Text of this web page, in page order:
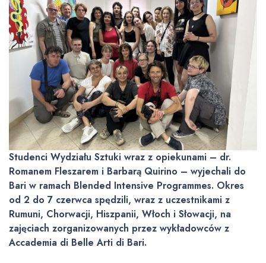
Studenci Wydziału Sztuki wraz z opiekunami – dr.
Romanem Fleszarem i Barbarą Quirino – wyjechali do
Bari w ramach Blended Intensive Programmes. Okres
od 2 do 7 czerwca spędzili, wraz z uczestnikami z
Rumuni, Chorwacji, Hiszpanii, Włoch i Słowacji, na
zajęciach zorganizowanych przez wykładowców z
Accademia di Belle Arti di Bari.